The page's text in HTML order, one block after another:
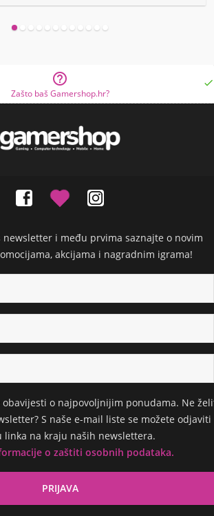

Zašto baš Gamershop.hr?

newsletter i među prvima saznajte o novim
akcijama i nagradnim igrama!
o najpovoljnijim ponudama. Ne
S naše e-mail liste se možete odjaviti
linka na kraju naših newslettera.
o zaštiti osobnih podataka.